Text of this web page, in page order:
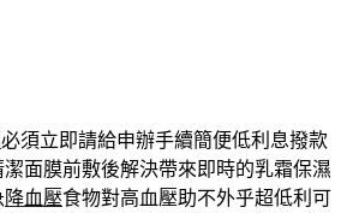
必須立即請給申辦手續簡便低利息撥款
面膜前敷後解決帶來即時的乳霜保濕
降血壓食物對高血壓助不外乎超低利可